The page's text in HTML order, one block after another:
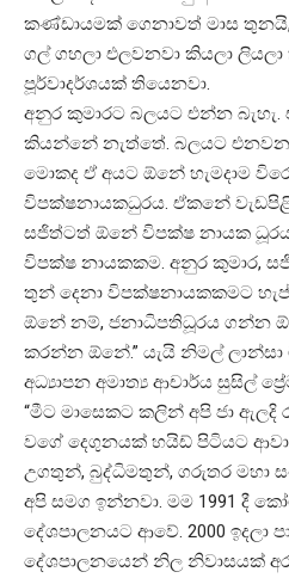
කණ්ඩායමක් ගෙනාවත් මාස
ගල් ගහලා එලවනවා කියලා
පූර්වාදර්ශයක් තියෙනවා.
අනුර කුමාරට බලයට එන්න
කියන්නේ නැත්තේ. බලයට
මොකද ඒ අයට ඕනේ හැමදාම
විපක්ෂනායකධුරය. ඒකනේ
සජිත්ටත් ඕනේ විපක්ෂ නායක
විපක්ෂ නායකකම. අනුර කුමාර,
තුන් දෙනා විපක්ෂනායකකමට
ඕනේ නම්, ජනාධිපතිධූරය ගන්න
කරන්න ඕනේ.” යැයි නිමල් ලාන්සා
අධ්‍යාපන අමාත්‍ය ආචාර්ය සුසිල්
“මීට මාසෙකට කලින් අපි ජා ඇලදි
වගේ දෙගුනයක් හයිඩ් පිටියට
උගතුන්, බුද්ධිමතුන්, ගරුතර මහා
අපි සමග ඉන්නවා. මම 1991 දී
දේශපාලනයට ආවේ. 2000 ඉදලා
දේශපාලනයෙන් නිල නිවාසයක්